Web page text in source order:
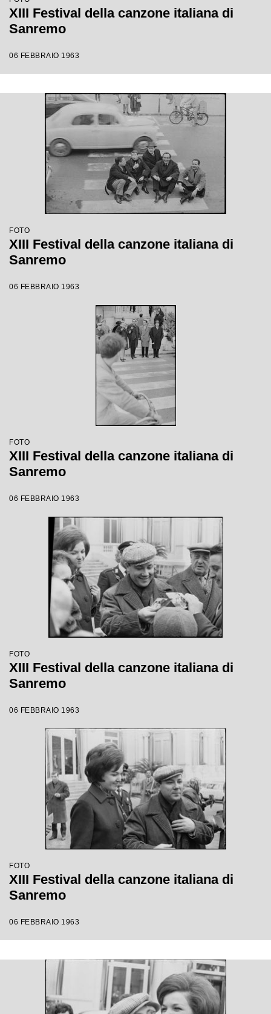
XIII Festival della canzone italiana di
Sanremo
06 FEBBRAIO 1963
FOTO
XIII Festival della canzone italiana di
Sanremo
06 FEBBRAIO 1963
FOTO
XIII Festival della canzone italiana di
Sanremo
06 FEBBRAIO 1963
FOTO
XIII Festival della canzone italiana di
Sanremo
06 FEBBRAIO 1963
FOTO
XIII Festival della canzone italiana di
Sanremo
06 FEBBRAIO 1963